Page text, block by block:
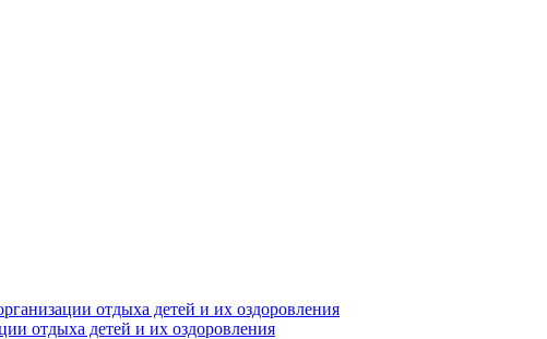
отдыха детей и их оздоровления
отдыха детей и их оздоровления